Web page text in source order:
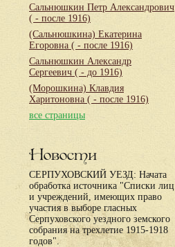
Сальнюшкин Петр Александрович
( - после 1916)
(Сальнюшкина) Екатерина
Егоровна ( - после 1916)
Сальнюшкин Александр
Сергеевич ( - до 1916)
(Морошкина) Клавдия
Харитоновна ( - после 1916)
все страницы
Новости
СЕРПУХОВСКИЙ УЕЗД: Начата
обработка источника "Списки лиц
и учреждений, имеющих право
участия в выборе гласных
Серпуховского уездного земского
собрания на трехлетие 1915-1918
годов".